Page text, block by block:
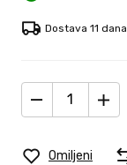
Dostava 11
Omiljeni